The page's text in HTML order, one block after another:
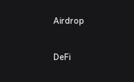
Airdrop
DeFi